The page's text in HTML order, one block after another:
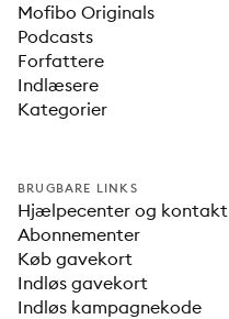
Mofibo Originals
Podcasts
Forfattere
Indlæsere
Kategorier
BRUGBARE LINKS
Hjælpecenter og kontakt
Abonnementer
Køb gavekort
Indløs gavekort
Indløs kampagnekode